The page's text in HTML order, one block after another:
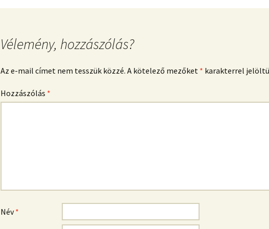
Vélemény, hozzászólás?
Az e-mail címet nem tesszük közzé. A kötelező mezőket * karakterrel
Hozzászólás *
Név*